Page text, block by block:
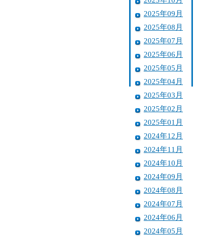
2025年09月
2025年08月
2025年07月
2025年06月
2025年05月
2025年04月
2025年03月
2025年02月
2025年01月
2024年12月
2024年11月
2024年10月
2024年09月
2024年08月
2024年07月
2024年06月
2024年05月